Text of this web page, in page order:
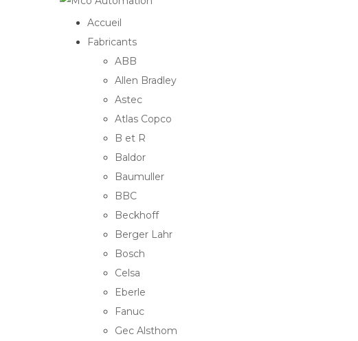
Accueil
Fabricants
ABB
Allen Bradley
Astec
Atlas Copco
B et R
Baldor
Baumuller
BBC
Beckhoff
Berger Lahr
Bosch
Celsa
Eberle
Fanuc
Gec Alsthom